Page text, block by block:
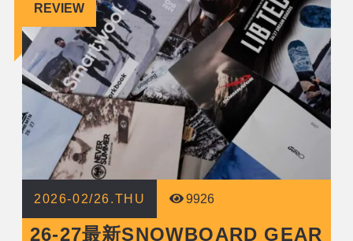
REVIEW
2026-02/26.THU 9926
26-27最新SNOWBOARD GEAR